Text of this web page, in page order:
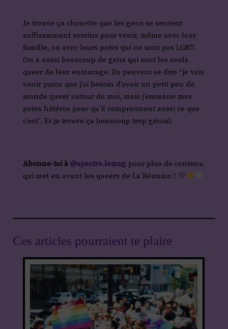
Je trouve ça chouette que les gens se sentent
suffisamment sereins pour venir, même avec leur
famille, ou avec leurs potes qui ne sont pas LGBT.
On a aussi beaucoup de gens qui sont les seuls
queer de leur entourage. Ils peuvent se dire “je vais
venir parce que j’ai besoin d’avoir un petit peu de
monde queer autour de moi, mais j’emmène mes
potes hétéros pour qu’il comprennent aussi ce que
c’est”. Et je trouve ça beaucoup trop génial.
Abonne-toi à @spectre.lemagpour plus de contenu
qui met en avant les queers de La Réunion !
Ces articles pourraient te plaire